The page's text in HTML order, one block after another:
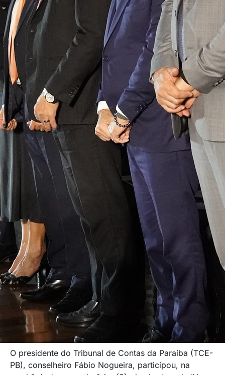
O presidente do Tribunal de Contas da Paraíba (TCE-
PB), conselheiro Fábio Nogueira, participou, na